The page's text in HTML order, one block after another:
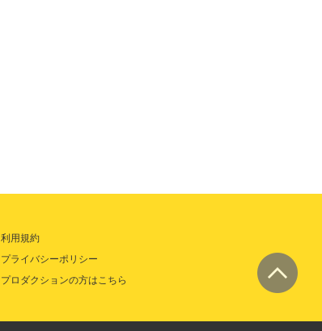
利用規約
プライバシーポリシー
プロダクションの方はこちら